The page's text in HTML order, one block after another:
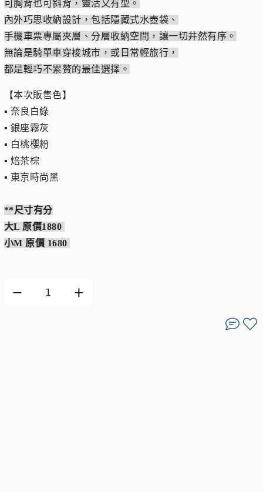
可胸背也可斜背，靈活又有型。
內外巧思收納設計，包括隱藏式水壺袋、
手機車票專屬夾層、分層收納空間，讓一切井然有序。
無論是騎單車穿梭城市，或日常輕旅行，
都是輕巧不累贅的最佳選擇。
【本次販售色】
▪︎ 奈良白綠
▪︎ 銀座霧灰
▪︎ 白桃櫻粉
▪︎ 焙茶棕
▪︎ 東京時尚黑
**尺寸有分
大L 原價1880
小M 原價 1680